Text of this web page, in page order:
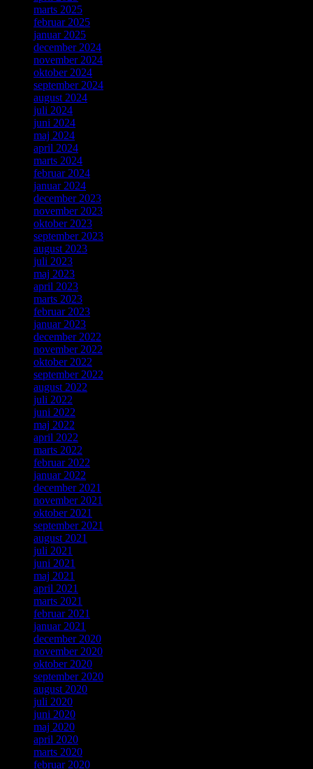
marts 2025
februar 2025
januar 2025
december 2024
november 2024
oktober 2024
september 2024
august 2024
juli 2024
juni 2024
maj 2024
april 2024
marts 2024
februar 2024
januar 2024
december 2023
november 2023
oktober 2023
september 2023
august 2023
juli 2023
maj 2023
april 2023
marts 2023
februar 2023
januar 2023
december 2022
november 2022
oktober 2022
september 2022
august 2022
juli 2022
juni 2022
maj 2022
april 2022
marts 2022
februar 2022
januar 2022
december 2021
november 2021
oktober 2021
september 2021
august 2021
juli 2021
juni 2021
maj 2021
april 2021
marts 2021
februar 2021
januar 2021
december 2020
november 2020
oktober 2020
september 2020
august 2020
juli 2020
juni 2020
maj 2020
april 2020
marts 2020
februar 2020